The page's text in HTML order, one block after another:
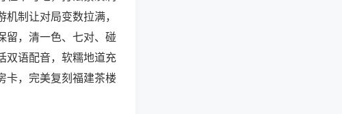
制让对局变数拉满，
留，清一色、七对、碰
双语配音，软糯地道充
卡，完美复刻福建茶楼